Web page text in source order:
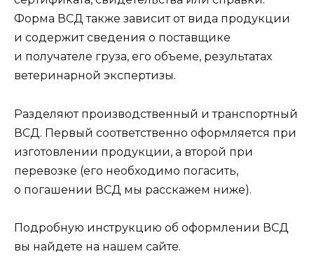
Форма ВСД также зависит от вида продукции
и содержит сведения о поставщике
и получателе груза, его объеме, результатах
ветеринарной экспертизы.
Разделяют производственный и транспортный
ВСД. Первый соответственно оформляется при
изготовлении продукции, а второй при
перевозке (его необходимо погасить,
о погашении ВСД мы расскажем ниже).
Подробную инструкцию об оформлении ВСД
вы найдете на нашем сайте.